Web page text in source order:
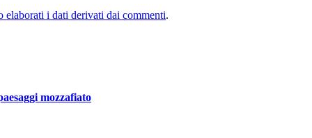
elaborati i dati derivati dai commenti.
mozzafiato